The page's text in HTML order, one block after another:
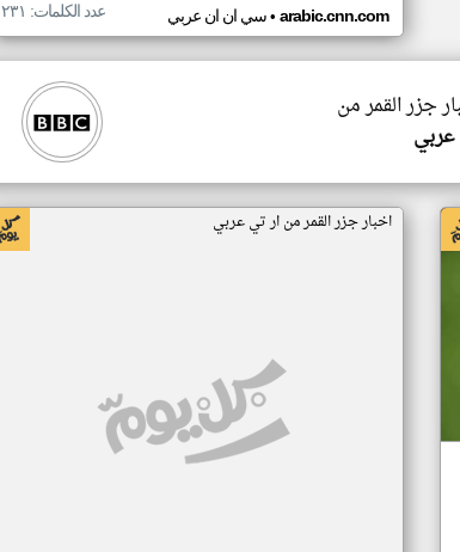
سي ان ان عربي• arabic.cnn.com عدد الكلمات: ٢٣١
جزر القمر من
اخبار جزر القمر من ار تي عربي